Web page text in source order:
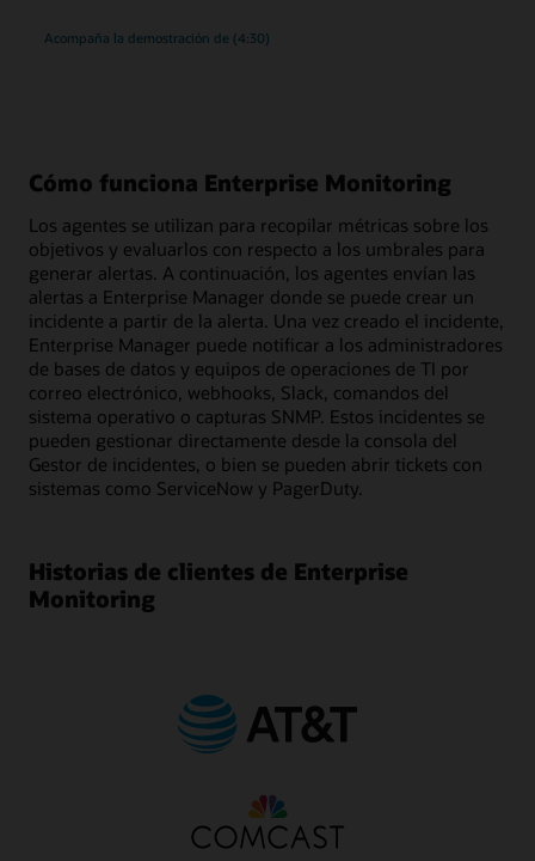
Acompaña la demostración de (4:30)
Cómo funciona Enterprise Monitoring
Los agentes se utilizan para recopilar métricas sobre los
objetivos y evaluarlos con respecto a los umbrales para
generar alertas. A continuación, los agentes envían las
alertas a Enterprise Manager donde se puede crear un
incidente a partir de la alerta. Una vez creado el incidente,
Enterprise Manager puede notificar a los administradores
de bases de datos y equipos de operaciones de TI por
correo electrónico, webhooks, Slack, comandos del
sistema operativo o capturas SNMP. Estos incidentes se
pueden gestionar directamente desde la consola del
Gestor de incidentes, o bien se pueden abrir tickets con
sistemas como ServiceNow y PagerDuty.
Historias de clientes de Enterprise
Monitoring